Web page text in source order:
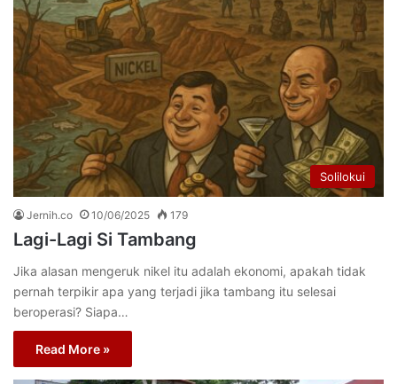
Solilokui
Jernih.co 10/06/2025 179
Lagi-Lagi Si Tambang
Jika alasan mengeruk nikel itu adalah ekonomi, apakah tidak
pernah terpikir apa yang terjadi jika tambang itu selesai
beroperasi? Siapa…
Read More »